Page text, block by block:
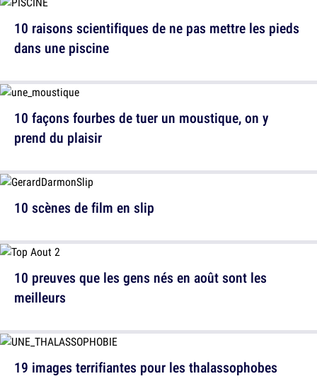
10 raisons scientifiques de ne pas mettre les pieds
dans une piscine
10 scènes de film en slip
19 images terrifiantes pour les thalassophobes
10 façons fourbes de tuer un moustique, on y
prend du plaisir
10 preuves que les gens nés en août sont les
meilleurs